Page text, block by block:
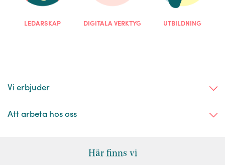
LEDARSKAP DIGITALA VERKTYG UTBILDNING
Vi erbjuder
Att arbeta hos oss
Här finns vi